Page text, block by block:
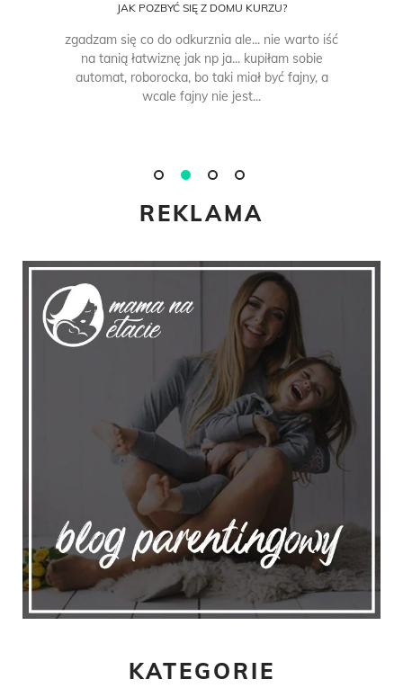
JAK POZBYĆ SIĘ Z DOMU KURZU?
zgadzam się co do odkurznia ale... nie warto iść
na tanią łatwiznę jak np ja... kupiłam sobie
automat, roborocka, bo taki miał być fajny, a
wcale fajny nie jest...
REKLAMA
KATEGORIE